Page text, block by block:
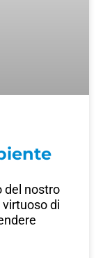
del nostro
di